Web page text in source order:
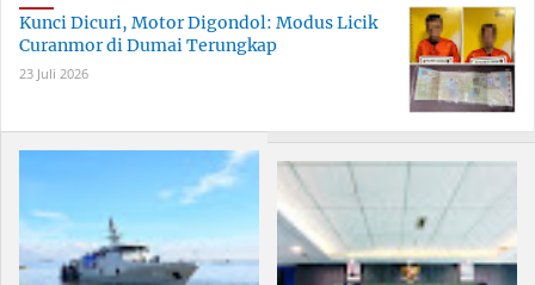
Kunci Dicuri, Motor Digondol: Modus Licik
Curanmor di Dumai Terungkap
23 Juli 2026